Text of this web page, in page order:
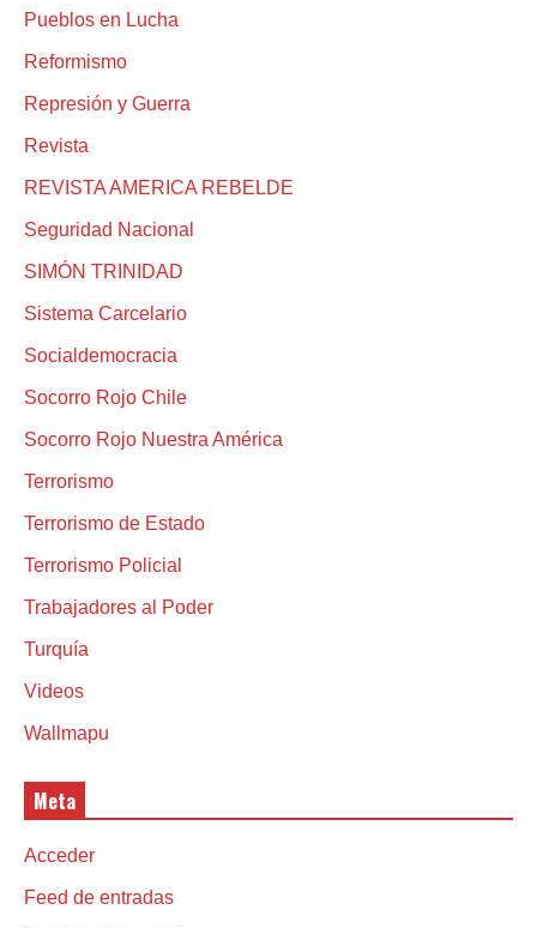
Pueblos en Lucha
Reformismo
Represión y Guerra
Revista
REVISTA AMERICA REBELDE
Seguridad Nacional
SIMÓN TRINIDAD
Sistema Carcelario
Socialdemocracia
Socorro Rojo Chile
Socorro Rojo Nuestra América
Terrorismo
Terrorismo de Estado
Terrorismo Policial
Trabajadores al Poder
Turquía
Videos
Wallmapu
Meta
Acceder
Feed de entradas